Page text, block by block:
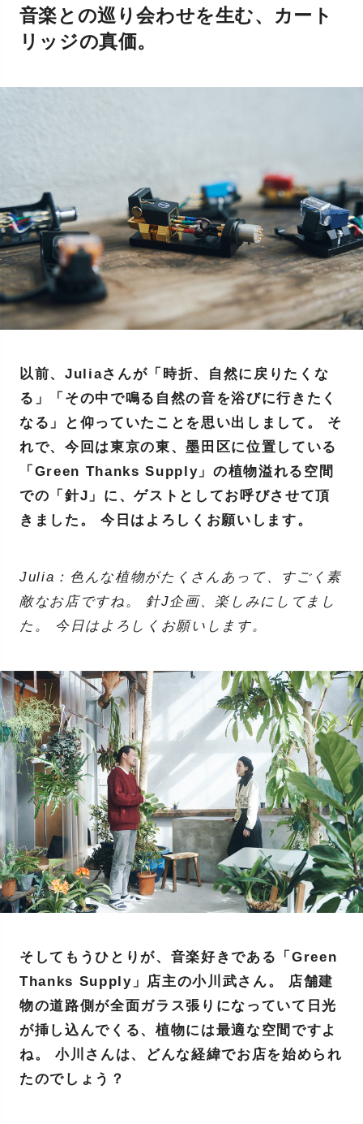
音楽との巡り会わせを生む、カート
リッジの真価。
以前、Juliaさんが「時折、自然に戻りたくな
る」「その中で鳴る自然の音を浴びに行きたく
なる」と仰っていたことを思い出しまして。 そ
れで、今回は東京の東、墨田区に位置している
「Green Thanks Supply」の植物溢れる空間
での「針J」に、ゲストとしてお呼びさせて頂
きました。 今日はよろしくお願いします。
Julia：色んな植物がたくさんあって、すごく素
敵なお店ですね。 針J企画、楽しみにしてまし
た。 今日はよろしくお願いします。
そしてもうひとりが、音楽好きである「Green
Thanks Supply」店主の小川武さん。 店舗建
物の道路側が全面ガラス張りになっていて日光
が挿し込んでくる、植物には最適な空間ですよ
ね。 小川さんは、どんな経緯でお店を始められ
たのでしょう？